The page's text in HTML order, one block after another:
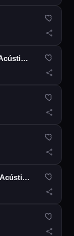
As Dores do Silencio (Acústico)
Te Louvo em Verdade (Acústico)